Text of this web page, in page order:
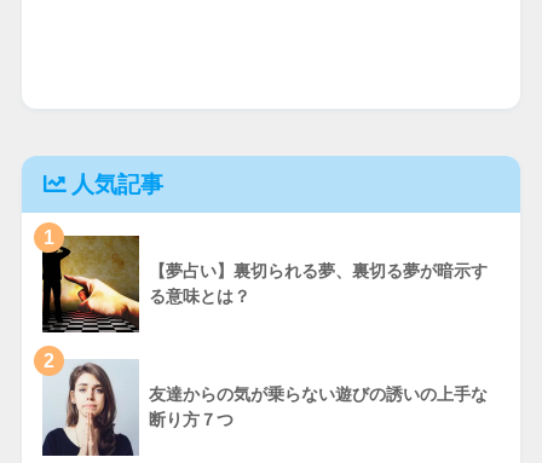
人気記事
1
【夢占い】裏切られる夢、裏切る夢が暗示す
る意味とは？
2
友達からの気が乗らない遊びの誘いの上手な
断り方７つ